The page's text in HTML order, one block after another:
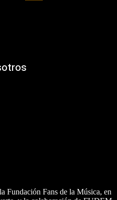
Fundación Fans de la Música, en